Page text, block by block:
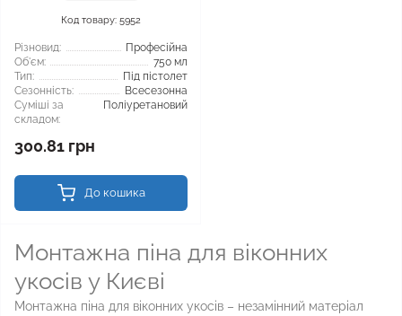
Код товару: 5952
Різновид:
Професійна
Об'єм:
750 мл
Тип:
Під пістолет
Сезонність:
Всесезонна
Суміші за
складом:
Поліуретановий
300.81 грн
До кошика
Монтажна піна для віконних
укосів у Києві
Монтажна піна для віконних укосів – незамінний матеріал